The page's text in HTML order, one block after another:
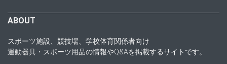
ABOUT
スポーツ施設、競技場、学校体育関係者向け
運動器具・スポーツ用品の情報やQ&Aを掲載するサイトです。